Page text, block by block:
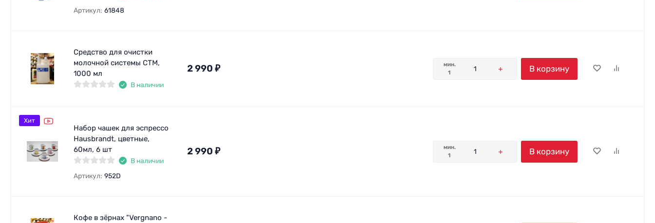
Артикул: 61848
Средство для очистки
молочной системы СТМ,
1000 мл
В наличии
2 990 ₽
мин.
1
В корзину
Набор чашек для эспрессо
Hausbrandt, цветные,
60мл, 6 шт
В наличии
Артикул: 952D
2 990 ₽
мин.
1
В корзину
Хит
Кофе в зёрнах "Vergnano -